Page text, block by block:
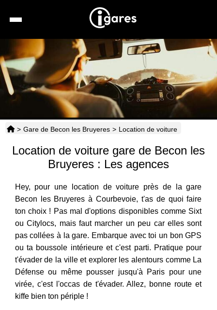
Recherche
Location de voiture
Hôtels
Taxis
Horaires
> Gare de Becon les Bruyeres > Location de voiture
Location de voiture gare de Becon les
Bruyeres : Les agences
Hey, pour une location de voiture près de la gare
Becon les Bruyeres à Courbevoie, t'as de quoi faire
ton choix ! Pas mal d'options disponibles comme Sixt
ou Citylocs, mais faut marcher un peu car elles sont
pas collées à la gare. Embarque avec toi un bon GPS
ou ta boussole intérieure et c'est parti. Pratique pour
t'évader de la ville et explorer les alentours comme La
Défense ou même pousser jusqu'à Paris pour une
virée, c'est l'occas de t'évader. Allez, bonne route et
kiffe bien ton périple !